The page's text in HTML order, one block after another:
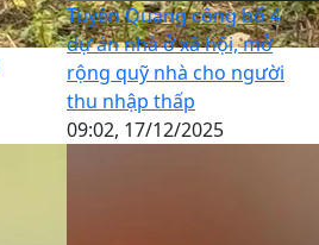
Tuyên Quang công bố 4
dự án nhà ở xã hội, mở
rộng quỹ nhà cho người
thu nhập thấp
09:02, 17/12/2025